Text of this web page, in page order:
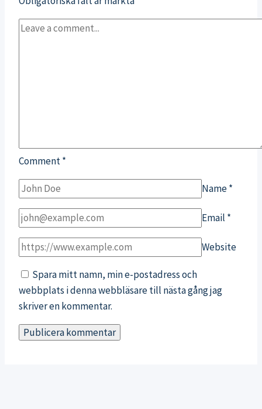
Comment*
Name*
Email *
Website
Spara mitt namn, min e-postadress och
webbplats i denna webbläsare till nästa gång jag
skriver en kommentar.